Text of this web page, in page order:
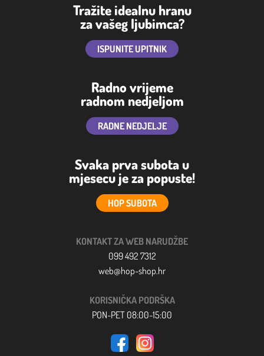
Tražite idealnu hranu
za vašeg ljubimca?
ISPUNITE UPITNIK
Radno vrijeme
radnom nedjeljom
RADNE NEDJELJE
Svaka prva subota u
mjesecu je za popuste!
HOP SUBOTA
KONTAKT ZA WEB NARUDŽBE
099 492 7312
web@hop-shop.hr
KORISNIČKA PODRŠKA
PON-PET 08:00-15:00